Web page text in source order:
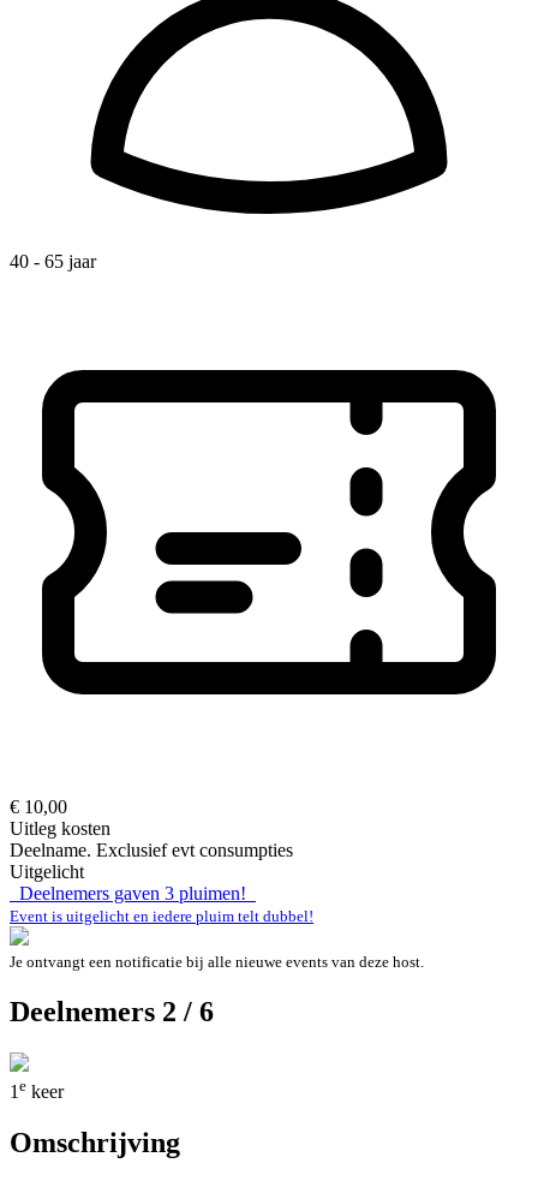
40 - 65 jaar
€ 10,00
Uitleg kosten
Deelname. Exclusief evt consumpties
Uitgelicht
Deelnemers gaven 3 pluimen!
Event is uitgelicht en iedere pluim telt dubbel!
Je ontvangt een notificatie bij alle nieuwe events van deze host.
Deelnemers 2 / 6
1 e keer
Omschrijving